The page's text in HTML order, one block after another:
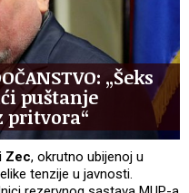
„Šeks
puštanje
pritvora“
Zec, okrutno ubijenoj u
tenzije u javnosti.